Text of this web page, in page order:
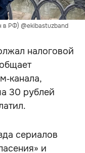
в РФ) @ekibastuzband
налоговой
30 рублей
сериалов
и